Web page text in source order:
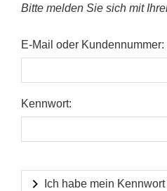
Bitte melden Sie sich mit
E-Mail oder Kundennummer:
Kennwort:
Ich habe mein